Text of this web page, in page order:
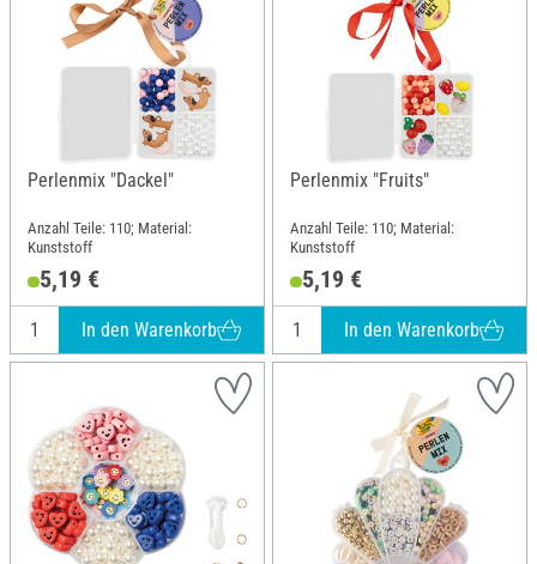
Perlenmix "Dackel"
Anzahl Teile: 110; Material:
Kunststoff
5,19 €
In den Warenkorb
Perlenmix "Fruits"
Anzahl Teile: 110; Material:
Kunststoff
5,19 €
In den Warenkorb